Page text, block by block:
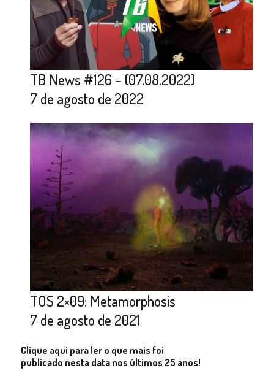
TB News #126 – (07.08.2022)
7 de agosto de 2022
TOS 2×09: Metamorphosis
7 de agosto de 2021
Clique aqui para ler o que mais foi
publicado nesta data nos últimos 25 anos!